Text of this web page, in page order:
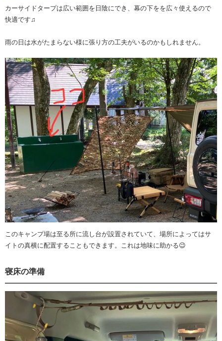
カーサイドタープは広い範囲を日陰にでき、幕の下をを広々使えるので
快適です♫
雨の日は水がたまらない様に張り方の工夫がいるのかもしれません。
このキャンプ場は至る所に流し台が設置されていて、場所によってはサ
イトの真横に配置することもできます。これは地味に助かる😉
寝床の準備